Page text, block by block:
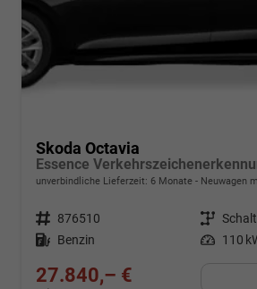
Skoda Octavia
unverbindliche Lieferzeit: 6 Monate Neuwagen
Fahrzeugnr. 876510 Getriebe
Kraftstoff Benzin Leistung 110
27.840,– €